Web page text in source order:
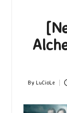
Posted
By LuCioLe